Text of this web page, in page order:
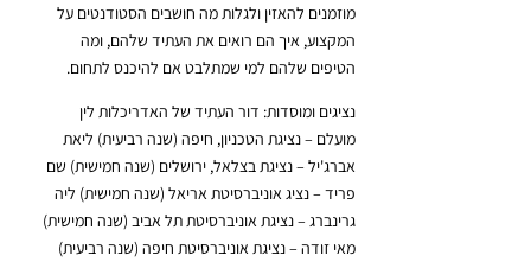
מוזמנים להאזין ולגלות מה חושבים הסטודנטים על
המקצוע, איך הם רואים את העתיד שלהם, ומה
הטיפים שלהם למי שמתלבט אם להיכנס לתחום.
נציגים ומוסדות: דור העתיד של האדריכלות לין
מועלם – נציגת הטכניון, חיפה (שנה רביעית) ליאת
אברג'יל – נציגת בצלאל, ירושלים (שנה חמישית) שם
פריד – נציג אוניברסיטת אריאל (שנה חמישית) ליה
גרינברג – נציגת אוניברסיטת תל אביב (שנה חמישית)
מאי זודה – נציגת אוניברסיטת חיפה (שנה רביעית)